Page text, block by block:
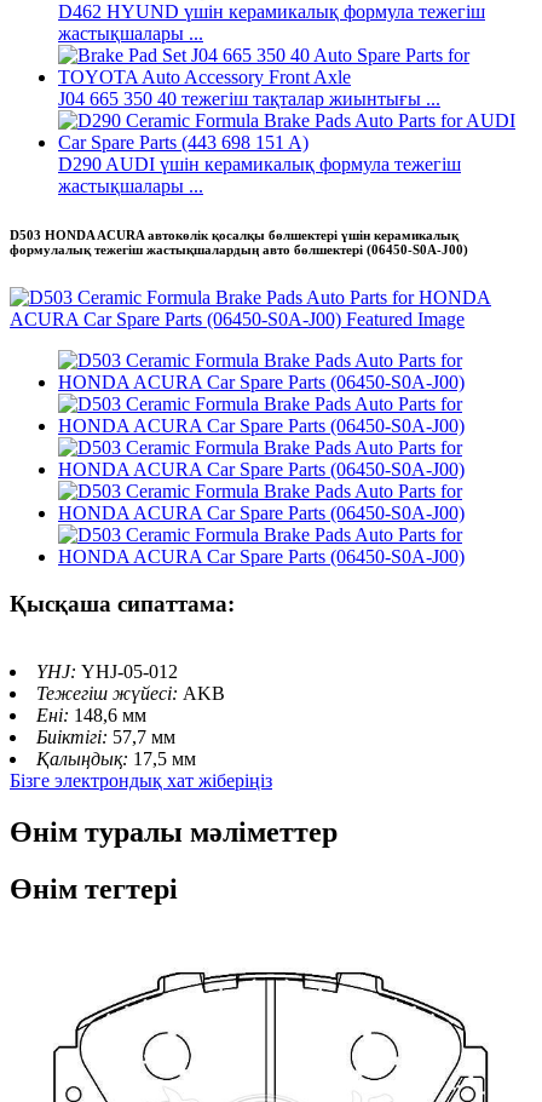
D462 HYUND үшін керамикалық формула тежегіш
жастықшалары ...
J04 665 350 40 тежегіш тақталар жиынтығы ...
D290 AUDI үшін керамикалық формула тежегіш
жастықшалары ...
D503 HONDA ACURA автокөлік қосалқы бөлшектері үшін керамикалық
формулалық тежегіш жастықшалардың авто бөлшектері (06450-S0A-J00)
Қысқаша сипаттама:
YHJ: YHJ-05-012
Тежегіш жүйесі: AKB
Ені: 148,6 мм
Биіктігі: 57,7 мм
Қалыңдық: 17,5 мм
Бізге электрондық хат жіберіңіз
Өнім туралы мәліметтер
Өнім тегтері